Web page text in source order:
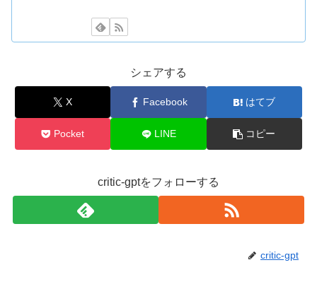
シェアする
X Facebook はてブ
Pocket LINE コピー
critic-gptをフォローする
critic-gpt